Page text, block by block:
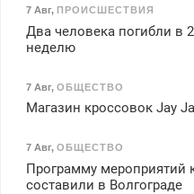
7 Авг, ПРОИСШЕСТВИЯ
Два человека погибли в
неделю
7 Авг, ОБЩЕСТВО
Магазин кроссовок Jay
7 Авг, ОБЩЕСТВО
Программу мероприятий
составили в Волгограде